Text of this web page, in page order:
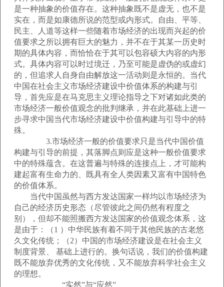
是一种抽象的价值存在。这种抽象既不是虚无，也不是
实在，而是如康德所说的范型或内形式。自由、平等、
民主、人道等这样一些随着市场经济的出现而兴起的价
值要求之所以拥有巨大的魅力，并不在于其某一历史时
期的具体内容，而恰恰在于其可以包容硕大内容的内形
式。具体内容可以时过境迁，乃至可能是虚伪的或虚幻
的，但追求人自身自由解放这一活动则是永恒的。当代
中国在社会主义市场经济建设中价值体系的构建与引
导，首先应是在马克思主义理论指导之下对诸如此类的
市场经济一般价值观念的批判继承，并在此基础上进一
步寻求中国当代市场经济建设中价值构建与引导中的特
殊。
3.市场经济一般的价值要求只是当代中国价值
构建与引导的前提，其落脚点则应是这种一般价值要求
中的特殊蕴含。在这普遍与特殊的连接点上，才可能构
建起富有生命力的、既具有全人类因素又富有中国特色
的价值体系。
当代中国虽然与西方发达国家一样均以市场经济为
自己的经济历史形态（尽管彼此之间仍然有程度之
别），但却不能照搬西方发达国家的价值观念体系，这
是由于：（1 ）中华民族有着不同于其他民族的古老悠
久文化传统；（2）中国的市场经济建设是在社会主义
制度背景、 基础上进行的。换句话说，我们的价值构建
既不能放弃优秀的文化传统，又不能放弃科学社会主义
的理想。
“实然”与“应然”